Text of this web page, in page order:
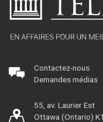
Contactez-nous
Demandes médias
55, av. Laurier Est
Ottawa (Ontario)